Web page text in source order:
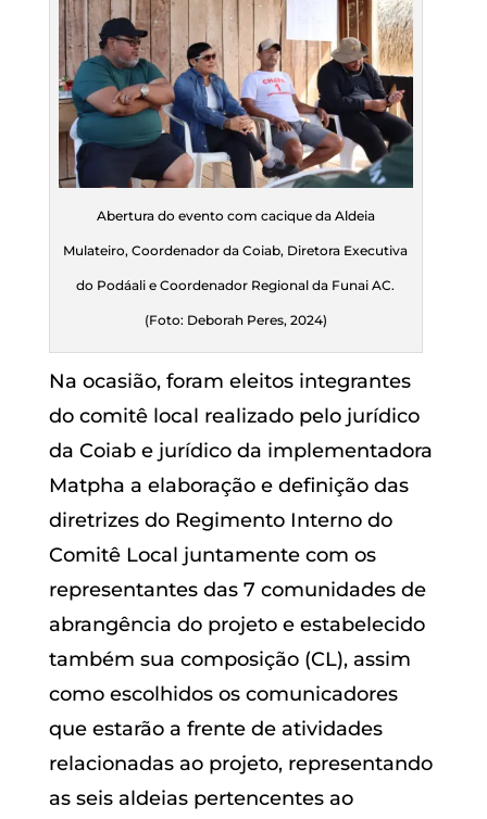
Abertura do evento com cacique da Aldeia
Mulateiro, Coordenador da Coiab, Diretora Executiva
do Podáali e Coordenador Regional da Funai AC.
(Foto: Deborah Peres, 2024)
Na ocasião, foram eleitos integrantes
do comitê local realizado pelo jurídico
da Coiab e jurídico da implementadora
Matpha a elaboração e definição das
diretrizes do Regimento Interno do
Comitê Local juntamente com os
representantes das 7 comunidades de
abrangência do projeto e estabelecido
também sua composição (CL), assim
como escolhidos os comunicadores
que estarão a frente de atividades
relacionadas ao projeto, representando
as seis aldeias pertencentes ao